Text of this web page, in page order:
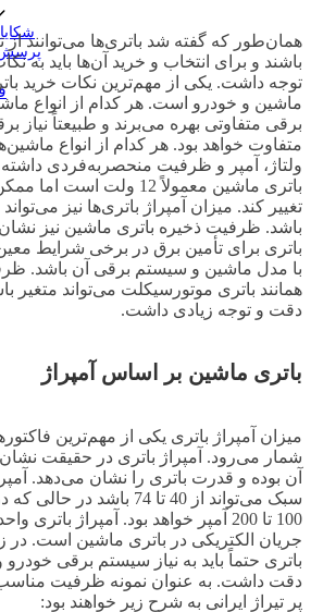
پرسش
همان‌طور که گفته شد باتری‌ها می‌توانند از
باشند و برای انتخاب و خرید آن‌ها باید به
توجه داشت. یکی از مهم‌ترین نکات خرید
ماشین و خودرو است. هر کدام از انواع
برقی متفاوتی بهره می‌برند و طبیعتاً نیاز
متفاوت خواهد بود. هر کدام از انواع
ولتاژ، آمپر و ظرفیت منحصربه‌فردی داشته
باشد. ظرفیت ذخیره‌ باتری ماشین نیز
باتری برای تأمین برق در برخی شرایط
با مدل ماشین و سیستم برقی آن باشد.
همانند باتری موتورسیکلت می‌تواند متغیر
دقت و توجه زیادی داشت.
باتری ماشین بر اساس آمپراژ
میزان آمپراژ باتری یکی از مهم‌ترین
شمار می‌رود. آمپراژ باتری در حقیقت
آن بوده و قدرت باتری را نشان می‌دهد.
سبک می‌تواند از 40 تا 74
100 تا 200 آمپر خواهد بود. آمپراژ
جریان الکتریکی در باتری ماشین است. در
باتری حتماً باید به نیاز سیستم برقی خودرو
دقت داشت. به عنوان نمونه ظرفیت
پر تیراژ ایرانی به شرح زیر خواهند بود: